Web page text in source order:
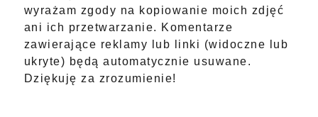
wyrażam zgody na kopiowanie moich zdjęć
ani ich przetwarzanie. Komentarze
zawierające reklamy lub linki (widoczne lub
ukryte) będą automatycznie usuwane.
Dziękuję za zrozumienie!